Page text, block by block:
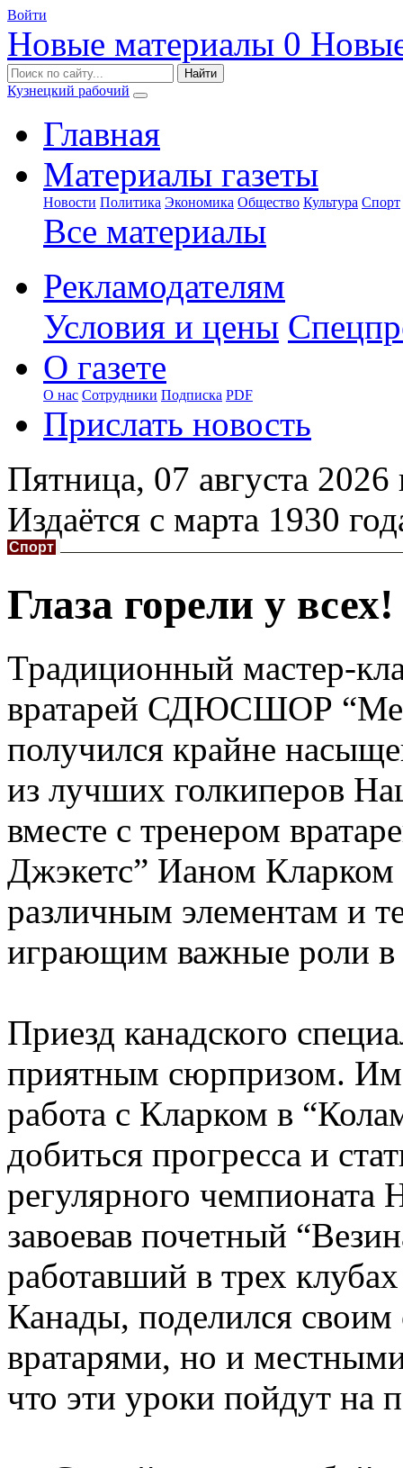
Войти
Новые материалы 0
Кузнецкий рабочий
Главная
Материалы газеты
Новости Политика Экономика Общество Культура Спорт
Все материалы
Рекламодателям
Условия и цены
О газете
О нас Сотрудники Подписка PDF
Прислать новость
Пятница, 07 августа 2026
Издаётся с марта 1930
Спорт
Глаза горели у всех!
Традиционный мастер-
вратарей СДЮСШОР
получился крайне
из лучших голкиперов
вместе с тренером
Джэкетс” Ианом
различным элементам и
играющим важные роли в
Приезд канадского
приятным сюрпризом.
работа с Кларком в
добиться прогресса и
регулярного
завоевав почетный
работавший в трех
Канады, поделился
вратарями, но и
что эти уроки пойдут на